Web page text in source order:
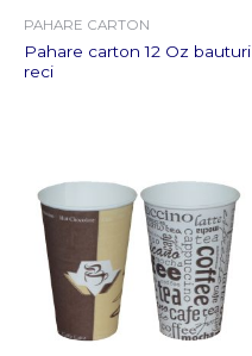
PAHARE CARTON
Pahare carton 12 Oz bauturi
reci